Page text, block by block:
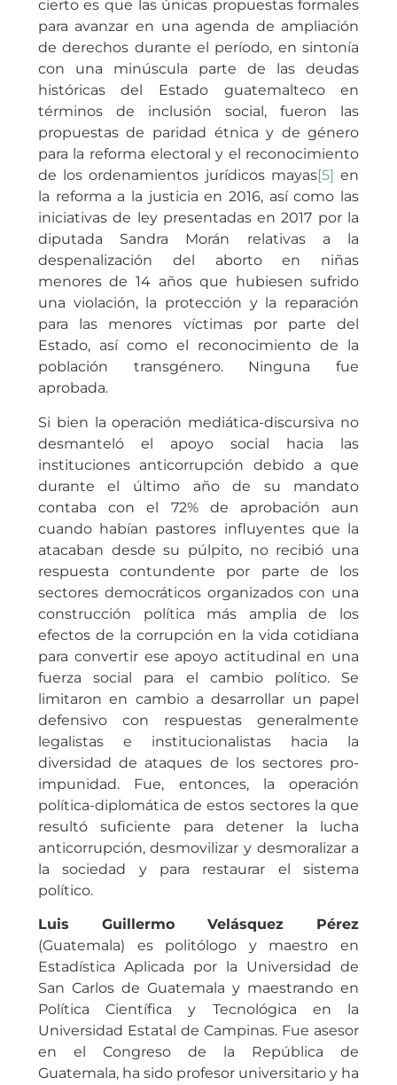
cierto es que las únicas propuestas formales
para avanzar en una agenda de ampliación
de derechos durante el período, en sintonía
con una minúscula parte de las deudas
históricas del Estado guatemalteco en
términos de inclusión social, fueron las
propuestas de paridad étnica y de género
para la reforma electoral y el reconocimiento
de los ordenamientos jurídicos mayas[5] en
la reforma a la justicia en 2016, así como las
iniciativas de ley presentadas en 2017 por la
diputada Sandra Morán relativas a la
despenalización del aborto en niñas
menores de 14 años que hubiesen sufrido
una violación, la protección y la reparación
para las menores víctimas por parte del
Estado, así como el reconocimiento de la
población transgénero. Ninguna fue
aprobada.
Si bien la operación mediática-discursiva no
desmanteló el apoyo social hacia las
instituciones anticorrupción debido a que
durante el último año de su mandato
contaba con el 72% de aprobación aun
cuando habían pastores influyentes que la
atacaban desde su púlpito, no recibió una
respuesta contundente por parte de los
sectores democráticos organizados con una
construcción política más amplia de los
efectos de la corrupción en la vida cotidiana
para convertir ese apoyo actitudinal en una
fuerza social para el cambio político. Se
limitaron en cambio a desarrollar un papel
defensivo con respuestas generalmente
legalistas e institucionalistas hacia la
diversidad de ataques de los sectores pro-
impunidad. Fue, entonces, la operación
política-diplomática de estos sectores la que
resultó suficiente para detener la lucha
anticorrupción, desmovilizar y desmoralizar a
la sociedad y para restaurar el sistema
político.
Luis Guillermo Velásquez Pérez
(Guatemala) es politólogo y maestro en
Estadística Aplicada por la Universidad de
San Carlos de Guatemala y maestrando en
Política Científica y Tecnológica en la
Universidad Estatal de Campinas. Fue asesor
en el Congreso de la República de
Guatemala, ha sido profesor universitario y ha